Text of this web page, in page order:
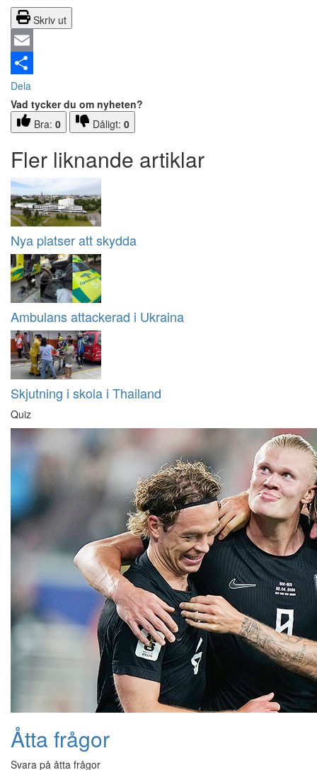
Skriv ut
Email
Dela
Vad tycker du om nyheten?
Bra: 0 Dåligt: 0
Fler liknande artiklar
Nya platser att skydda
Ambulans attackerad i Ukraina
Skjutning i skola i Thailand
Quiz
Åtta frågor
Svara på åtta frågor